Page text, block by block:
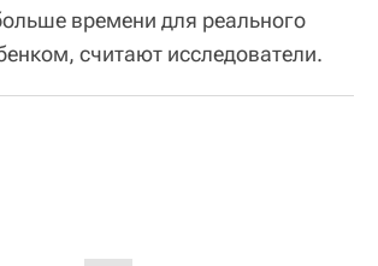
времени для реального
считают исследователи.